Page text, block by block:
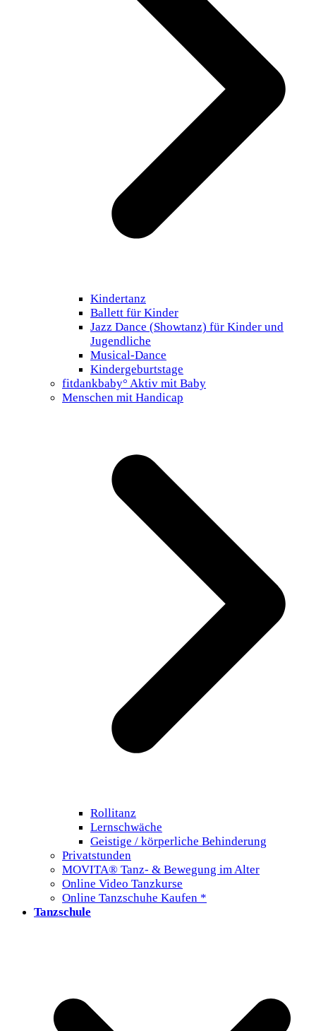
Kindertanz
Ballett für Kinder
Jazz Dance (Showtanz) für Kinder und
Jugendliche
Musical-Dance
Kindergeburtstage
fitdankbaby° Aktiv mit Baby
Menschen mit Handicap
Rollitanz
Lernschwäche
Geistige / körperliche Behinderung
Privatstunden
MOVITA® Tanz- & Bewegung im Alter
Online Video Tanzkurse
Online Tanzschuhe Kaufen *
Tanzschule